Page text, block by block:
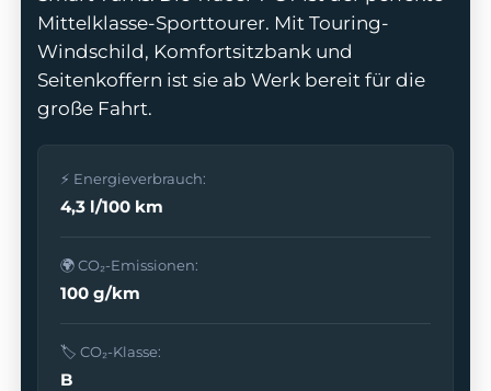
Mittelklasse-Sporttourer. Mit Touring-
Windschild, Komfortsitzbank und
Seitenkoffern ist sie ab Werk bereit für die
große Fahrt.
⚡ Energieverbrauch:
4,3 l/100 km
🌍 CO₂-Emissionen:
100 g/km
🏷️ CO₂-Klasse:
B